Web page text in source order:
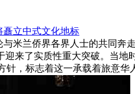
矗立中式文化地标
米兰侨界各界人士的共同
迎来了实质性重大突破。当地
针，标志着这一承载着旅意华